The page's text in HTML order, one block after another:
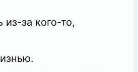
за кого-то,